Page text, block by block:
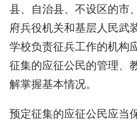
县、自治县、不设区的市
府兵役机关和基层人民武
学校负责征兵工作的机构
征集的应征公民的管理、
解掌握基本情况。
预定征集的应征公民应当